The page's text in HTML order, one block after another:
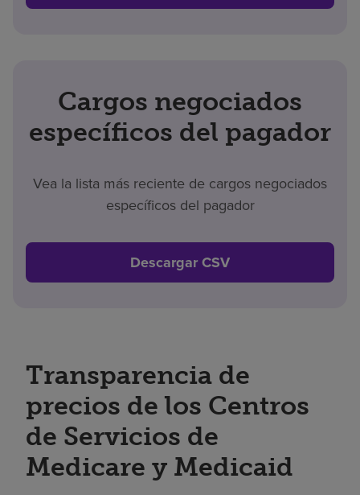
Cargos negociados
específicos del pagador
Vea la lista más reciente de cargos negociados
específicos del pagador
Descargar CSV
Transparencia de
precios de los Centros
de Servicios de
Medicare y Medicaid